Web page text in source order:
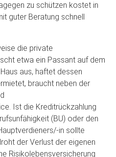
zu schützen kostet in
guter Beratung schnell
die private
etwa ein Passant auf dem
aus, haftet dessen
braucht neben der
Ist die Kreditrückzahlung
(BU) oder den
in sollte
der Verlust der eigenen
Risikolebensversicherung